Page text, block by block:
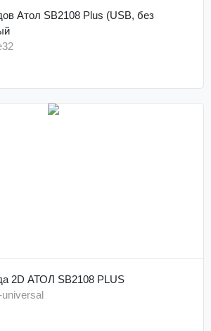
Атол SB2108 Plus (USB, без
2D АТОЛ SB2108 PLUS